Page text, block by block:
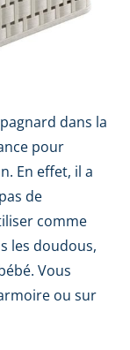
dans la
pour
En effet, il a
de
comme
les doudous,
Vous
ou sur